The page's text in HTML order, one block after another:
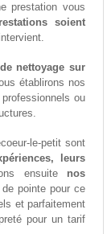
prestation vous
soient
nettoyage sur
établirons nos
ou
le-petit sont
leurs
ensuite nos
pointe pour ce
et parfaitement
pour un tarif